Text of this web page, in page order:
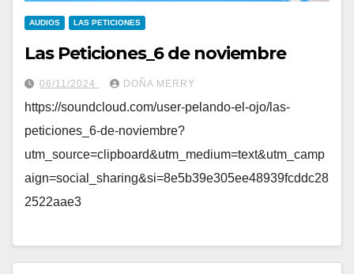
AUDIOS LAS PETICIONES
Las Peticiones_6 de noviembre
06/11/2024 DOÑA MERRY
https://soundcloud.com/user-pelando-el-ojo/las-
peticiones_6-de-noviembre?
utm_source=clipboard&utm_medium=text&utm_camp
aign=social_sharing&si=8e5b39e305ee48939fcddc28
2522aae3